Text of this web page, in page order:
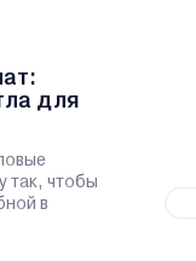
для
так, чтобы
в